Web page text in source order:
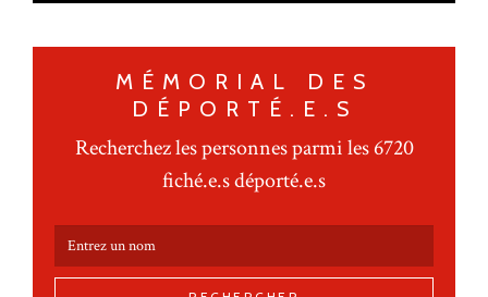
MÉMORIAL DES
DÉPORTÉ.E.S
Recherchez les personnes parmi les 6720
fiché.e.s déporté.e.s